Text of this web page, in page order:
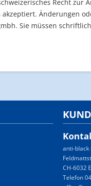
Recht
Änderungen
Sie müssen
anti-black
CH-6032
Telefon